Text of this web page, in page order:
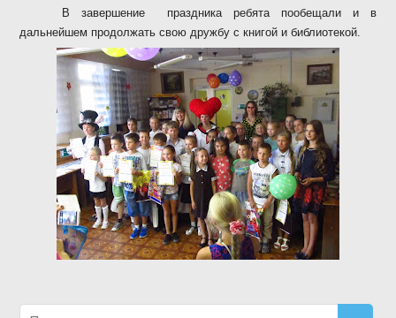
В завершение
праздника ребята пообещали и в
дальнейшем продолжать свою дружбу с книгой и библиотекой.